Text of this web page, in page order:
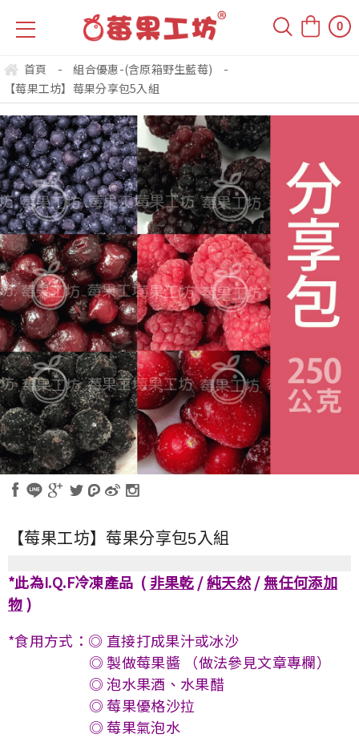
0
首頁 - 組合優惠-(含原箱野生藍莓)
-
【莓果工坊】莓果分享包5入組
【莓果工坊】莓果分享包5入組
*此為I.Q.F冷凍產品 ( 非果乾/純天然/無任何添加
物)
*食用方式：◎ 直接打成果汁或冰沙
◎ 製做莓果醬 （做法參見文章專欄）
◎ 泡水果酒、水果醋
◎ 莓果優格沙拉
◎ 莓果氣泡水